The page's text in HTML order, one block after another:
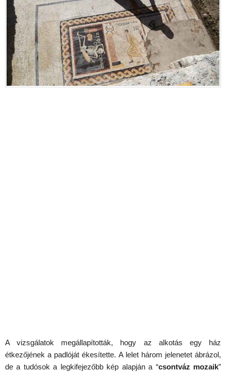
A vizsgálatok megállapították, hogy az alkotás egy ház
étkezőjének a padlóját ékesítette. A lelet három jelenetet ábrázol,
de a tudósok a legkifejezőbb kép alapján a “csontváz mozaik”